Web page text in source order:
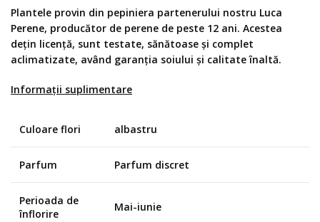
Plantele provin din pepiniera partenerului nostru Luca
Perene, producător de perene de peste 12 ani. Acestea
dețin licență, sunt testate, sănătoase și complet
aclimatizate, având garanția soiului și calitate înaltă.
Informații suplimentare
Culoare flori albastru
Parfum Parfum discret
Perioada de
înflorire
Mai-iunie